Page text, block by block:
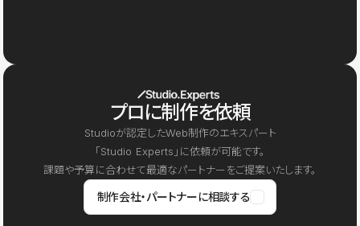
プロに制作を依頼
Studioが認定したWeb制作のエキスパート
「Studio Experts」に依頼が可能です。
課題や予算に合わせて最適なパートナーをご提案いたします。
制作会社・パートナーに相談する